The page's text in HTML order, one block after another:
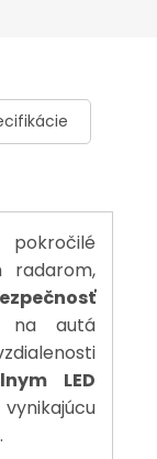
radarom,
na autá
LED